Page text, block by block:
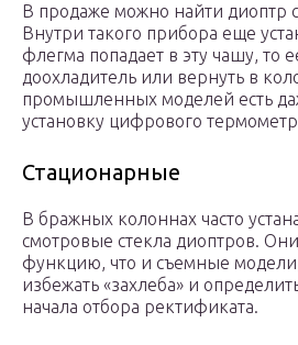
В продаже можно найти диоптр
Внутри такого прибора еще
флегма попадает в эту чашу, то
доохладитель или вернуть в
промышленных моделей есть
установку цифрового
Стационарные
В бражных колоннах часто
смотровые стекла диоптров.
функцию, что и съемные
избежать «захлеба» и
начала отбора ректификата.